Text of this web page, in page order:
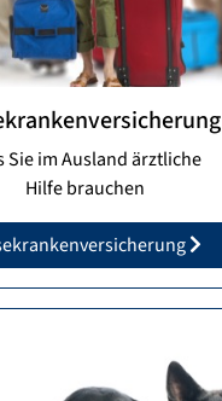
Sie im Ausland ärztliche
Hilfe brauchen